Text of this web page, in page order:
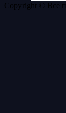
Copyright © Все